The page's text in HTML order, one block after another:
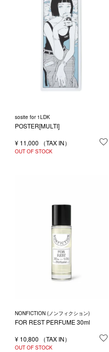
sosite for 1LDK
POSTER[MULTI]
¥ 11,000
OUT OF STOCK
NONFICTION (ノンフィクション)
FOR REST PERFUME 30ml
¥ 10,800
OUT OF STOCK